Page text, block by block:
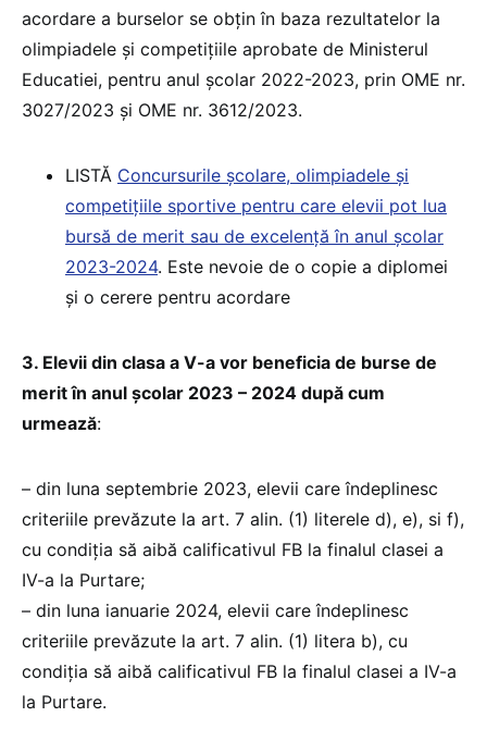
acordare a burselor se obțin în baza rezultatelor la
olimpiadele și competițiile aprobate de Ministerul
Educatiei, pentru anul școlar 2022-2023, prin OME nr.
3027/2023 și OME nr. 3612/2023.
LISTĂ Concursurile școlare, olimpiadele și
competițiile sportive pentru care elevii pot lua
bursă de merit sau de excelență în anul școlar
2023-2024. Este nevoie de o copie a diplomei
și o cerere pentru acordare
3. Elevii din clasa a V-a vor beneficia de burse de
merit în anul școlar 2023 – 2024 după cum
urmează:
– din luna septembrie 2023, elevii care îndeplinesc
criteriile prevăzute la art. 7 alin. (1) literele d), e), si f),
cu condiția să aibă calificativul FB la finalul clasei a
IV-a la Purtare;
– din luna ianuarie 2024, elevii care îndeplinesc
criteriile prevăzute la art. 7 alin. (1) litera b), cu
condiția să aibă calificativul FB la finalul clasei a IV-a
la Purtare.